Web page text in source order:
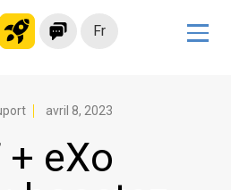
Fr
avril 8, 2023
+ eXo